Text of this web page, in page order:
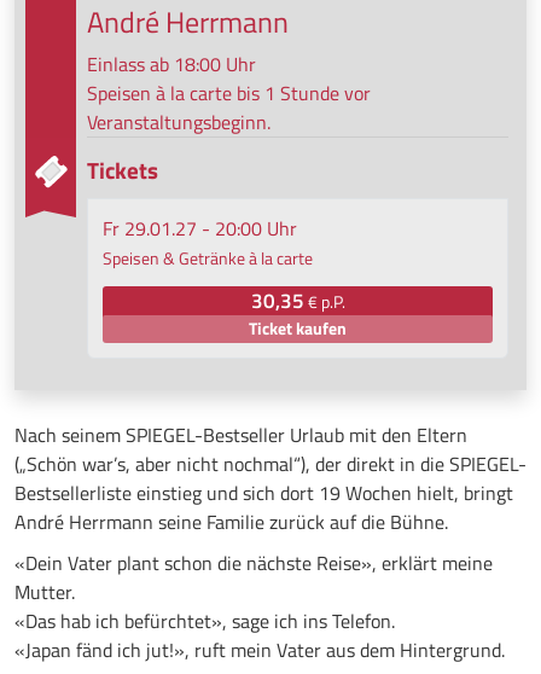
Nach seinem SPIEGEL-Bestseller Urlaub mit den Eltern
(„Schön war’s, aber nicht nochmal“), der direkt in die SPIEGEL-
Bestsellerliste einstieg und sich dort 19 Wochen hielt, bringt
André Herrmann seine Familie zurück auf die Bühne.
«Dein Vater plant schon die nächste Reise», erklärt meine
Mutter.
«Das hab ich befürchtet», sage ich ins Telefon.
«Japan fänd ich jut!», ruft mein Vater aus dem Hintergrund.
André Herrmann
Einlass ab 18:00 Uhr
Speisen à la carte bis 1 Stunde vor
Veranstaltungsbeginn.
Tickets
Fr 29.01.27 - 20:00 Uhr
Speisen & Getränke à la carte
30,35€ p.P.
Ticket kaufen